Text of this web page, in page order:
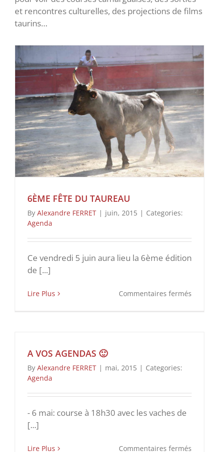
et rencontres culturelles, des projections de films
taurins…
6ÈME FÊTE DU TAUREAU
By Alexandre FERRET | juin, 2015 | Categories:
Agenda
Ce vendredi 5 juin aura lieu la 6ème édition
de [...]
Lire Plus Commentaires fermés
A VOS AGENDAS 🙂
By Alexandre FERRET | mai, 2015 | Categories:
Agenda
- 6 mai: course à 18h30 avec les vaches de
[...]
Lire Plus Commentaires fermés